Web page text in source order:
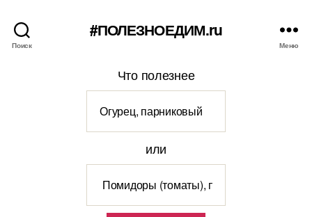
Поиск
#ПОЛЕЗНОЕДИМ.ru
Меню
Что полезнее
или